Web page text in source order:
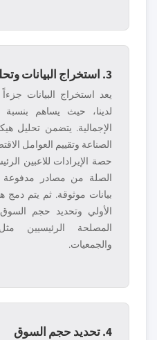
3. استخراج البيانات وتحليل السوق
يعد استخراج البيانات
الإجمالية. يتضمن تحليل
الصناعة وتقييم العوامل
حصة الإيرادات للاعبين
الصلة من مصادر مدفوعة
بيانات موثوقة. ثم يتم دمج
الأولي وتحديد حجم
المصلحة الرئيسيين
والجمعيات.
4. تحديد حجم السوق